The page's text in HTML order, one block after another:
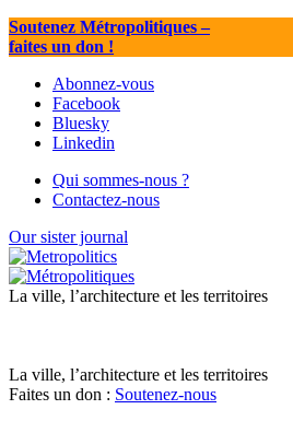
Soutenez Métropolitiques–
faites un don !
Abonnez-vous
Facebook
Bluesky
Linkedin
Qui sommes-nous ?
Contactez-nous
Our sister journal
La ville, l’architecture et les territoires
La ville, l’architecture et les territoires
Faites un don : Soutenez-nous